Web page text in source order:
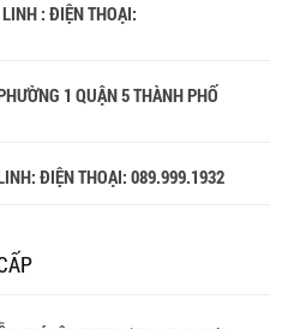
: ĐIỆN THOẠI:
1 QUẬN 5 THÀNH PHỐ
ĐIỆN THOẠI: 089.999.1932